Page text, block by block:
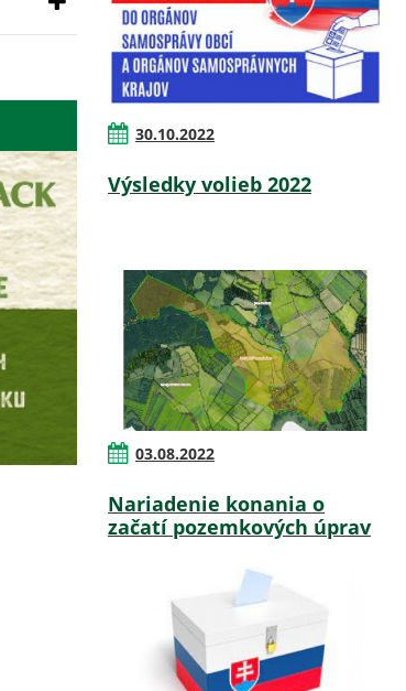
30.10.2022
Výsledky volieb 2022
03.08.2022
Nariadenie konania o
začatí pozemkových úprav